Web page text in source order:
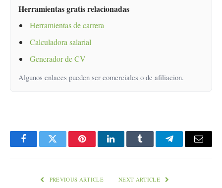
Herramientas gratis relacionadas
Herramientas de carrera
Calculadora salarial
Generador de CV
Algunos enlaces pueden ser comerciales o de afiliacion.
FacebookTwitter PinterestLinkedInTumblr TelegramEmail
PREVIOUS ARTICLE NEXT ARTICLE